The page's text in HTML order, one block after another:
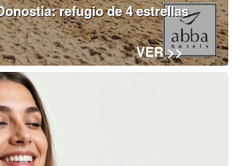
refugio de 4 estrellas
VER >>